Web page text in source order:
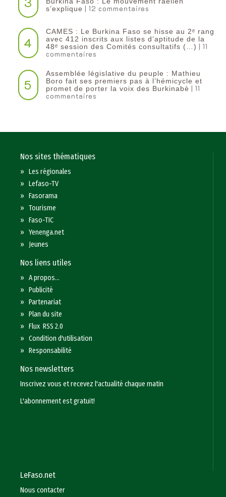
s’explique | 12 commentaires
4
CAMES : Le Burkina Faso se hisse au 2ᵉ rang
avec 412 inscrits aux listes d’aptitude de la
48ᵉ session des Comités consultatifs (…) | 11
commentaires
5
Assemblée législative du peuple : Mathieu
Boro fait ses premiers pas à l’hémicycle et
promet de porter la voix des Burkinabè | 11
commentaires
Nos sites thématiques
»Les régionales
»Lefaso-TV
»Fasorama
»Tourisme
»Faso-TIC
»Yenenga.net
» Jeunes
Nos liens utiles
»A propos...
»Publicité
»Partenariat
»Plan du site
»Flux RSS 2.0
»Condition d'utilisation
»Responsabilité
Nos newsletters
Inscrivez vous et recevez l'actualité chaque matin
L'abonnement est gratuit!
LeFaso.net
Nous contacter